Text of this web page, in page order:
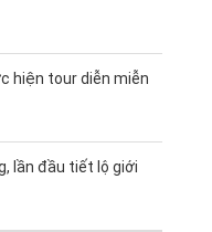
hiện tour diễn miễn
lần đầu tiết lộ giới